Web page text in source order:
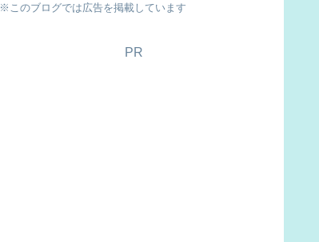
※このブログでは広告を掲載しています
PR